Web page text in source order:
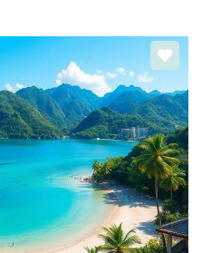
travel.uz